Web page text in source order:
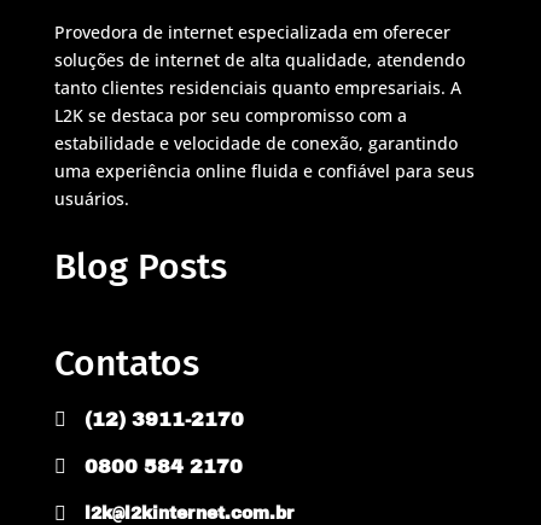
Provedora de internet especializada em oferecer
soluções de internet de alta qualidade, atendendo
tanto clientes residenciais quanto empresariais. A
L2K se destaca por seu compromisso com a
estabilidade e velocidade de conexão, garantindo
uma experiência online fluida e confiável para seus
usuários.
Blog Posts
Contatos
 (12) 3911-2170
 0800 584 2170
 l2k@l2kinternet.com.br